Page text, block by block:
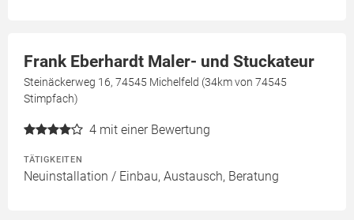
Frank Eberhardt Maler- und Stuckateur
Steinäckerweg 16, 74545 Michelfeld (34km von 74545
Stimpfach)
4 mit einer Bewertung
TÄTIGKEITEN
Neuinstallation / Einbau, Austausch, Beratung